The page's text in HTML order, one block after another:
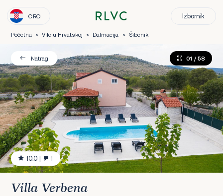
CRO Izbornik
Početna > Vile u Hrvatskoj > Dalmacija > Šibenik
Natrag
10.0 | 1
01 / 58
Villa Verbena